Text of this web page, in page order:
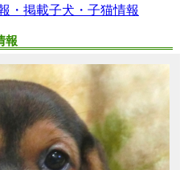
・掲載子犬・子猫情報
報